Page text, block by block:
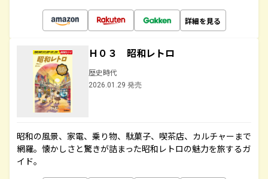
詳細を見る
Ｈ０３ 昭和レトロ
歴史時代
2026.01.29 発売
昭和の風景、家電、乗り物、駄菓子、喫茶店、カルチャーまで
網羅。懐かしさと驚きが詰まった昭和レトロの魅力を旅するガ
イド。